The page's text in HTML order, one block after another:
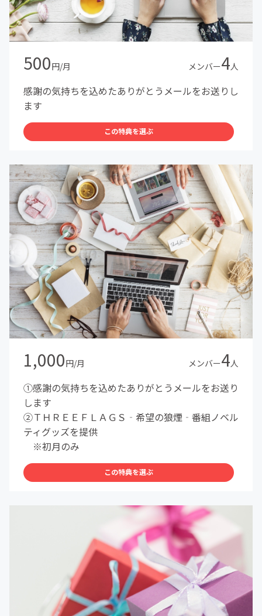
500円/月 メンバー4人
感謝の気持ちを込めたありがとうメールをお送りし
ます
この特典を選ぶ
1,000円/月 メンバー4人
①感謝の気持ちを込めたありがとうメールをお送り
します
②ＴＨＲＥＥＦＬＡＧＳ‐希望の狼煙‐番組ノベル
ティグッズを提供
※初月のみ
この特典を選ぶ